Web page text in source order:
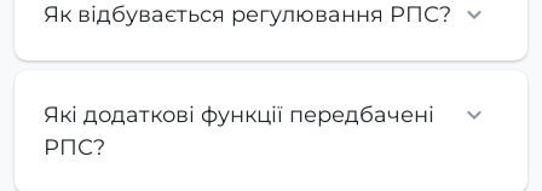
Як відбувається регулювання РПС?
Які додаткові функції передбачені
РПС?